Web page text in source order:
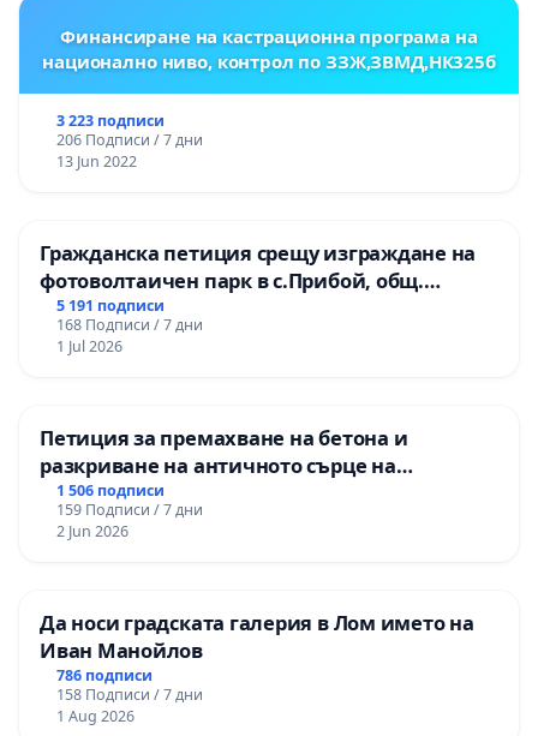
Финансиране на кастрационна програма на
национално ниво, контрол по ЗЗЖ,ЗВМД,НК325б
3 223 подписи
206 Подписи / 7 дни
13 Jun 2022
Гражданска петиция срещу изграждане на
фотоволтаичен парк в с.Прибой, общ.
Радомир
5 191 подписи
168 Подписи / 7 дни
1 Jul 2026
Петиция за премахване на бетона и
разкриване на античното сърце на
Могиланската могила във Враца
1 506 подписи
159 Подписи / 7 дни
2 Jun 2026
Да носи градската галерия в Лом името на
Иван Манойлов
786 подписи
158 Подписи / 7 дни
1 Aug 2026